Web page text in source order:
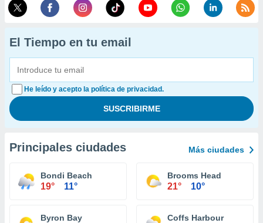
El Tiempo en tu email
He leído y acepto la política de privacidad.
Principales ciudades Más ciudades
Bondi Beach
19° 11°
Brooms Head
21° 10°
Byron Bay Coffs Harbour